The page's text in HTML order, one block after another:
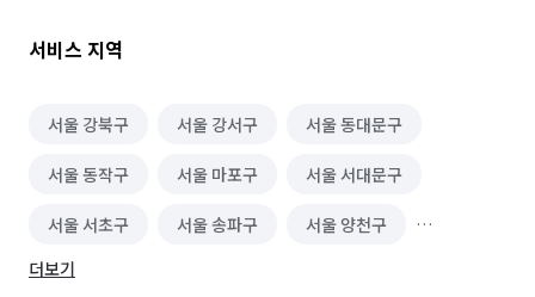
서비스 지역
서울 강북구 서울 강서구 서울 동대문구
서울 동작구 서울 마포구 서울 서대문구
서울 서초구 서울 송파구 서울 양천구
서울 은평구
더보기